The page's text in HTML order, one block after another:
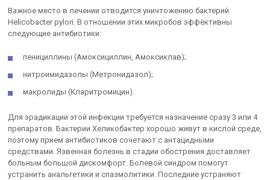
Важное место в лечении отводится уничтожению бактерий
Helicobacter pylori. В отношении этих микробов эффективны
следующие антибиотики:
пенициллины (Амоксициллин, Амоксиклав);
нитроимидазолы (Метронидазол);
макролиды (Кларитромицин).
Для эрадикации этой инфекции требуется назначение сразу 3 или 4
препаратов. Бактерии Хеликобактер хорошо живут в кислой среде,
поэтому прием антибиотиков сочетают с антацидными
средствами. Язвенная болезнь в стадии обострения доставляет
больным большой дискомфорт. Болевой синдром помогут
устранить анальгетики и спазмолитики. Последние устраняют